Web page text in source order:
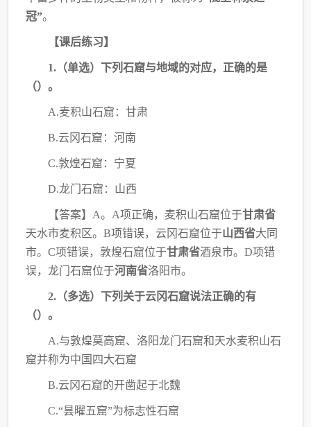
冠”。
【课后练习】
1.（单选）下列石窟与地域的对应，正确的是
（）。
A.麦积山石窟：甘肃
B.云冈石窟：河南
C.敦煌石窟：宁夏
D.龙门石窟：山西
【答案】 A。A项正确，麦积山石窟位于甘肃省
天水市麦积区。B项错误，云冈石窟位于山西省大同
市。C项错误，敦煌石窟位于甘肃省酒泉市。D项错
误，龙门石窟位于河南省洛阳市。
2.（多选）下列关于云冈石窟说法正确的有
（）。
A.与敦煌莫高窟、洛阳龙门石窟和天水麦积山石
窟并称为中国四大石窟
B.云冈石窟的开凿起于北魏
C.“昙曜五窟”为标志性石窟